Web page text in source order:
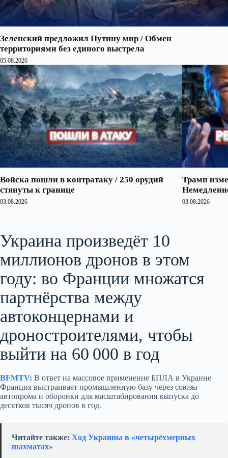
Зеленский предложил Путину мир / Обмен
территориями без единого выстрела
05.08.2026
Войска пошли в контратаку / 250 орудий
стянуты к границе
03.08.2026
Трамп
03.08.2026
Украина произведёт 10
миллионов дронов в этом
году: во Франции множатся
партнёрства между
автоконцернами и
дроностроителями, чтобы
выйти на 60 000 в год
BFMTV: В ответ на массовое применение БПЛА в Украине
Франция выстраивает промышленную базу через союзы
автопрома и оборонки для масштабирования выпуска до
десятков тысяч дронов в год.
Читайте также: Ход Украины в «четырёхмерных
шахматах»